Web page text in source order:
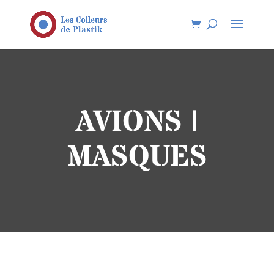
AVIONS |
MASQUES